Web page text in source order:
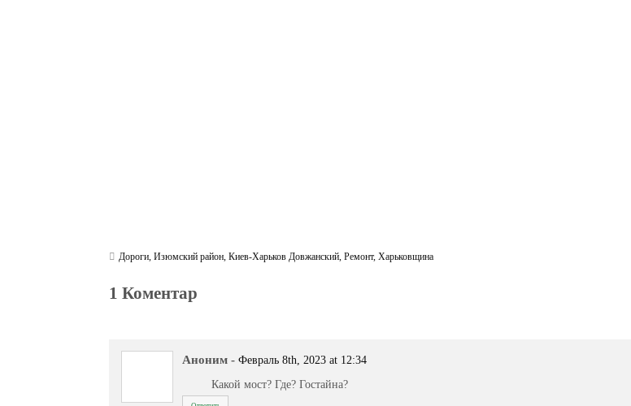
Дороги,Изюмский район,Киев-Харьков Довжанский,Ремонт,Харьковщина
1 Коментар
Аноним - Февраль 8th, 2023 at 12:34
Какой мост? Где? Гостайна?